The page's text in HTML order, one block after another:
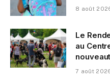
8 août
Le
au
7 août